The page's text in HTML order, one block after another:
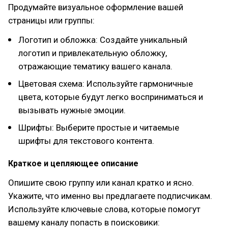
Продумайте визуальное оформление вашей
страницы или группы:
Логотип и обложка: Создайте уникальный
логотип и привлекательную обложку,
отражающие тематику вашего канала.
Цветовая схема: Используйте гармоничные
цвета, которые будут легко восприниматься и
вызывать нужные эмоции.
Шрифты: Выберите простые и читаемые
шрифты для текстового контента.
Краткое и цепляющее описание
Опишите свою группу или канал кратко и ясно.
Укажите, что именно вы предлагаете подписчикам.
Используйте ключевые слова, которые помогут
вашему каналу попасть в поисковики: